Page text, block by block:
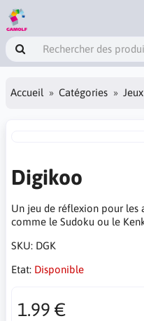
Accueil Catégories
Digikoo
Un jeu de réflexion pour les
comme le Sudoku ou le
SKU: DGK
Etat: Disponible
1.99 €